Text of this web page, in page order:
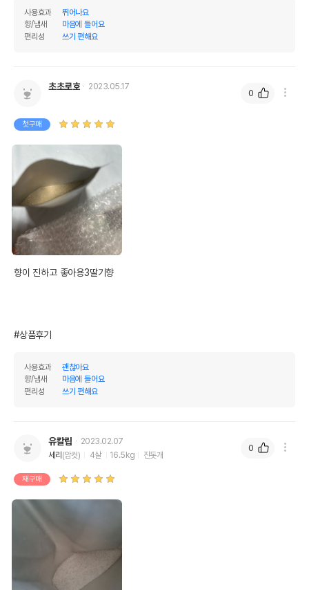
법에 의한 인증,허가 등을
받았음을 확인할수 있는
경우 그에 대한 사항
제조자,수입품의 경우
수입자를 함께 표기
AB7 IV Co.Ltd//(주)바스콘텍
AS책임자와 전화번호
전화번호
유통기한
사용효과
뛰어나요
향/냄새
마음에 들어요
편리성
쓰기 편해요
초초로호 2023.05.17
첫구매
향이 진하고 좋아용3딸기향
#상품후기
사용효과
괜찮아요
향/냄새
마음에 들어요
편리성
쓰기 편해요
0
유칼립
2023.02.07
세리(암컷) 4살 16.5kg 진돗개
재구매
0